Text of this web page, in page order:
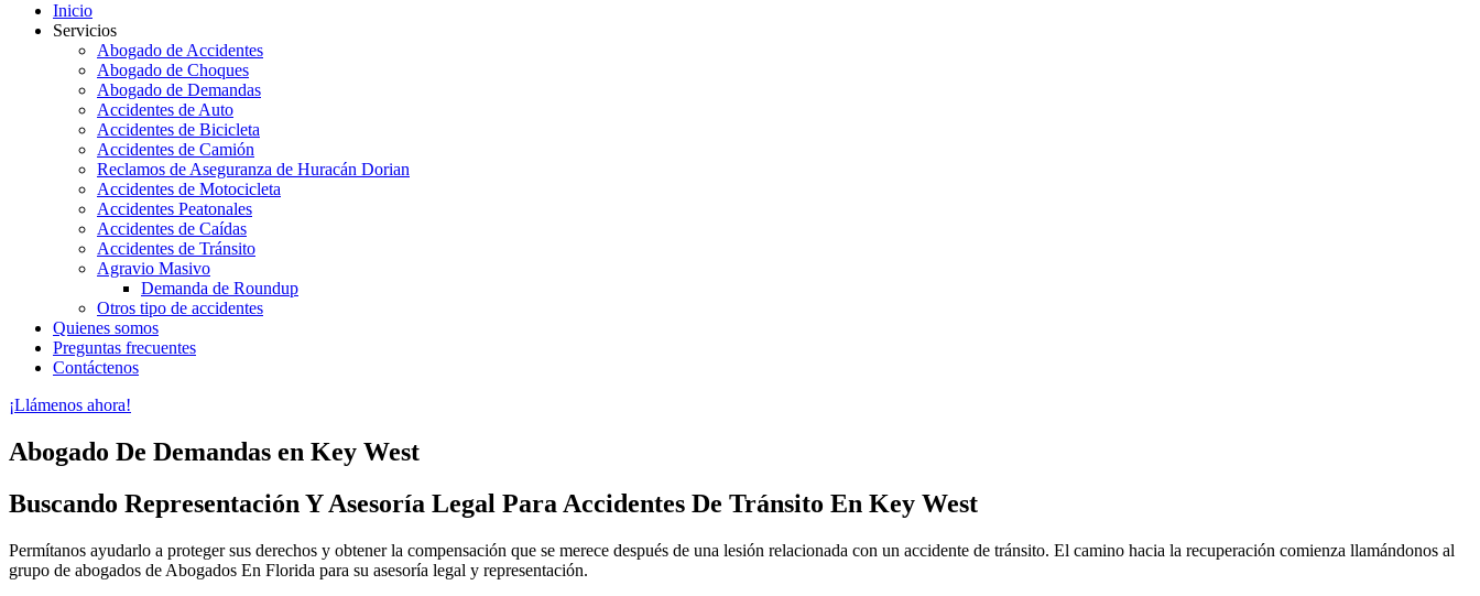
Inicio
Servicios
Abogado de Accidentes
Abogado de Choques
Abogado de Demandas
Accidentes de Auto
Accidentes de Bicicleta
Accidentes de Camión
Reclamos de Aseguranza de Huracán Dorian
Accidentes de Motocicleta
Accidentes Peatonales
Accidentes de Caídas
Accidentes de Tránsito
Agravio Masivo
Demanda de Roundup
Otros tipo de accidentes
Quienes somos
Preguntas frecuentes
Contáctenos
¡Llámenos ahora!
Abogado De Demandas en Key West
Buscando Representación Y Asesoría Legal Para Accidentes De Tránsito En Key West
Permítanos ayudarlo a proteger sus derechos y obtener la compensación que se merece después de una lesión relacionada con un accidente de tránsito. El camino hacia la recuperación comienza llamándonos al
grupo de abogados de Abogados En Florida para su asesoría legal y representación.